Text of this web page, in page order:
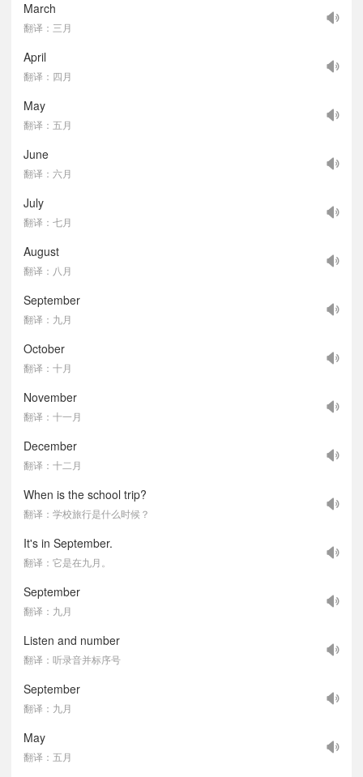
March
翻译：三月
April
翻译：四月
May
翻译：五月
June
翻译：六月
July
翻译：七月
August
翻译：八月
September
翻译：九月
October
翻译：十月
November
翻译：十一月
December
翻译：十二月
When is the school trip?
翻译：学校旅行是什么时候？
It's in September.
翻译：它是在九月。
September
翻译：九月
Listen and number
翻译：听录音并标序号
September
翻译：九月
May
翻译：五月